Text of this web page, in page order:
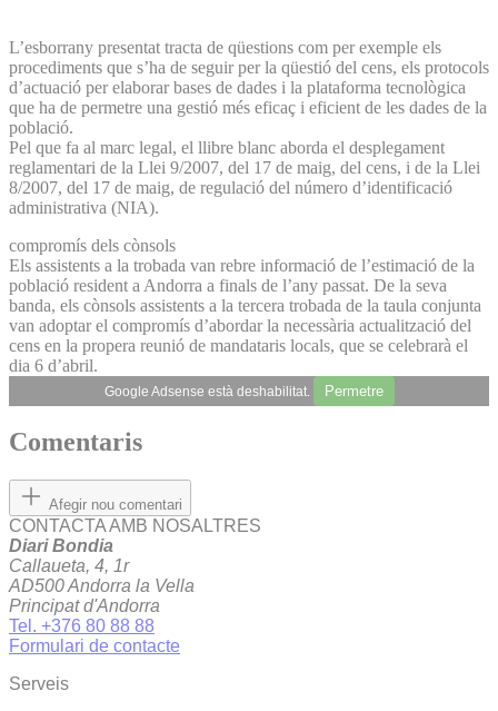
L’esborrany presentat tracta de qüestions com per exemple els
procediments que s’ha de seguir per la qüestió del cens, els protocols
d’actuació per elaborar bases de dades i la plataforma tecnològica
que ha de permetre una gestió més eficaç i eficient de les dades de la
població.
Pel que fa al marc legal, el llibre blanc aborda el desplegament
reglamentari de la Llei 9/2007, del 17 de maig, del cens, i de la Llei
8/2007, del 17 de maig, de regulació del número d’identificació
administrativa (NIA).
compromís dels cònsols
Els assistents a la trobada van rebre informació de l’estimació de la
població resident a Andorra a finals de l’any passat. De la seva
banda, els cònsols assistents a la tercera trobada de la taula conjunta
van adoptar el compromís d’abordar la necessària actualització del
cens en la propera reunió de mandataris locals, que se celebrarà el
dia 6 d’abril.
Google Adsense està deshabilitat. Permetre
Comentaris
Afegir nou comentari
CONTACTA AMB NOSALTRES
Diari Bondia
Callaueta, 4, 1r
AD500 Andorra la Vella
Principat d'Andorra
Tel. +376 80 88 88
Formulari de contacte
Serveis